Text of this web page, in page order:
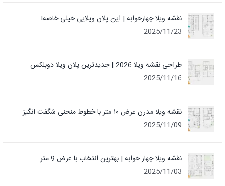
نقشه ویلا چهارخوابه | این پلان ویلایی خیلی خاصه!
2025/11/23
طراحی نقشه ویلا 2026 | جدیدترین پلان ویلا دوبلکس
2025/11/16
نقشه ویلا مدرن عرض ۱۰ متر با خطوط منحنی شگفت انگیز
2025/11/09
نقشه ویلا چهار خوابه | بهترین انتخاب با عرض 9 متر
2025/11/03